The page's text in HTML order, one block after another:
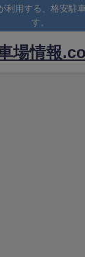
利用する、格安駐
す。
場情報